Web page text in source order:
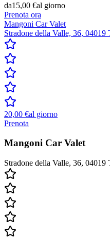
da15,00 €al giorno
Prenota ora
Mangoni Car Valet
Stradone della Valle, 36, 04019
20,00 €al giorno
Prenota
Mangoni Car Valet
Stradone della Valle, 36, 04019